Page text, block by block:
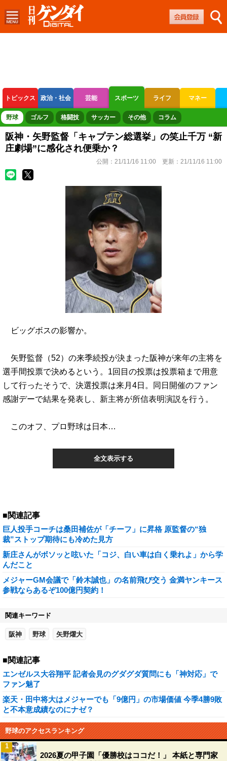
トピックス 政治・社会 芸能 スポーツ ライフ マネー
ボートレース 競輪 オートレース
野球 ゴルフ 格闘技 サッカー その他 コラム
阪神・矢野監督「キャプテン総選挙」の笑止千万 “新
庄劇場”に感化され便乗か？
公開： 21/11/16 11:00 更新： 21/11/16 11:00
ビッグボスの影響か。
矢野監督（52）の来季続投が決まった阪神が来年の主将を
選手間投票で決めるという。1回目の投票は投票箱まで用意
して行ったそうで、決選投票は来月4日。同日開催のファン
感謝デーで結果を発表し、新主将が所信表明演説を行う。
このオフ、プロ野球は日本…
全文表示する
■関連記事
巨人投手コーチは桑田補佐が「チーフ」に昇格 原監督の“独
裁”ストップ期待にも冷めた見方
新庄さんがボソッと呟いた「コジ、白い車は白く乗れよ」から学
んだこと
メジャーGM会議で「鈴木誠也」の名前飛び交う 金満ヤンキース
参戦ならあるぞ100億円契約！
関連キーワード
阪神 野球 矢野燿大
■関連記事
エンゼルス大谷翔平 記者会見のグダグダ質問にも「神対応」で
ファン魅了
楽天・田中将大はメジャーでも「9億円」の市場価値 今季4勝9敗
と不本意成績なのにナゼ？
野球のアクセスランキング
2026夏の甲子園「優勝校はココだ！」 本紙と専門家
1